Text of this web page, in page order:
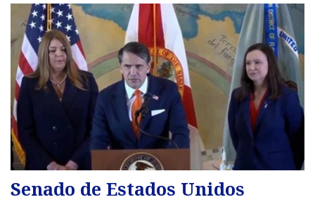
Senado de Estados Unidos